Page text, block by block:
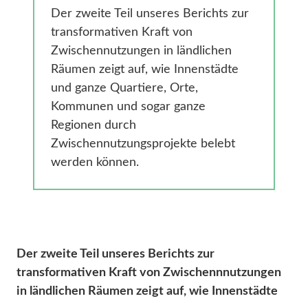
Der zweite Teil unseres Berichts zur
transformativen Kraft von
Zwischennutzungen in ländlichen
Räumen zeigt auf, wie Innenstädte
und ganze Quartiere, Orte,
Kommunen und sogar ganze
Regionen durch
Zwischennutzungsprojekte belebt
werden können.
Der zweite Teil unseres Berichts zur
transformativen Kraft von Zwischennnutzungen
in ländlichen Räumen zeigt auf, wie Innenstädte